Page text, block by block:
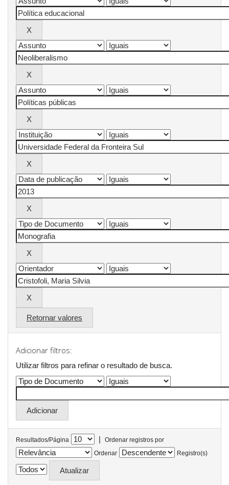
Retornar valores
Adicionar filtros:
Utilizar filtros para refinar o resultado de busca.
Resultados/Página |
Ordenar registros por
Ordenar
Registro(s)